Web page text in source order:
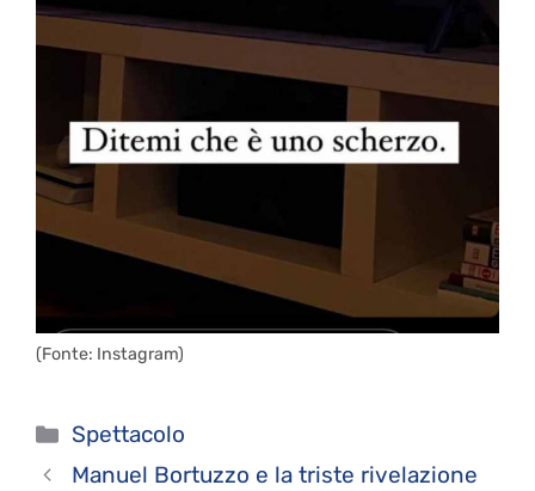
(Fonte: Instagram)
Categorie
Spettacolo
Manuel Bortuzzo e la triste rivelazione